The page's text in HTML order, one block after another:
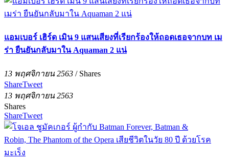
แอมเบอร์ เฮิร์ด เมิน 9 แสนเสียงที่เรียกร้องให้ถอดเธอจากบท เม
ร่า ยืนยันกลับมาใน Aquaman 2 แน่
13 พฤศจิกายน 2563 / Shares
ShareTweet
13 พฤศจิกายน 2563
Shares
ShareTweet